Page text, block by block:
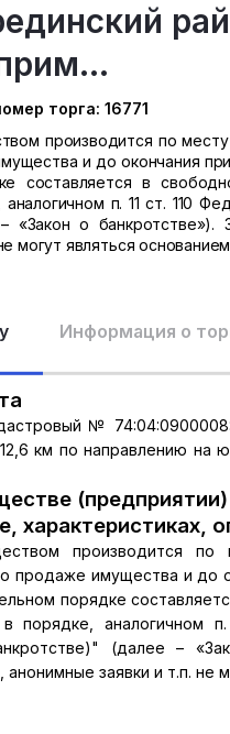
торга: 16771
производится по
и до окончания
составляется в
п. 11 ст. 110
«Закон о банкротстве»).
могут являться
Информация о
№
км по направлению на
характеристиках,
производится
продаже имущества и до
порядке
в порядке, аналогичном
(далее –
заявки и т.п. не